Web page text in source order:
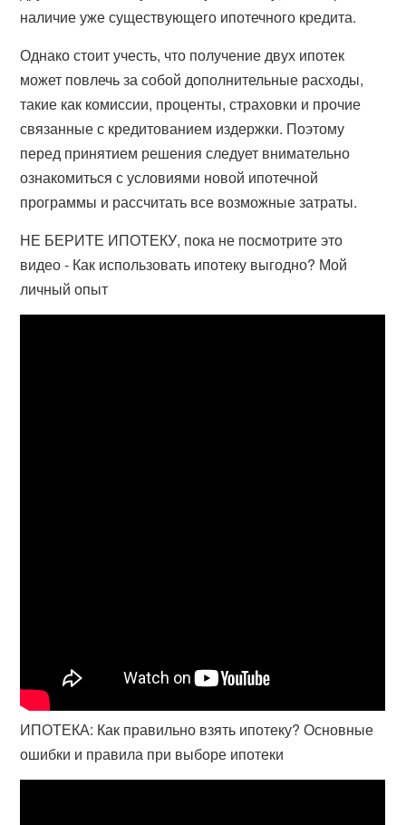
наличие уже существующего ипотечного кредита.
Однако стоит учесть, что получение двух ипотек
может повлечь за собой дополнительные расходы,
такие как комиссии, проценты, страховки и прочие
связанные с кредитованием издержки. Поэтому
перед принятием решения следует внимательно
ознакомиться с условиями новой ипотечной
программы и рассчитать все возможные затраты.
НЕ БЕРИТЕ ИПОТЕКУ, пока не посмотрите это
видео - Как использовать ипотеку выгодно? Мой
личный опыт
ИПОТЕКА: Как правильно взять ипотеку? Основные
ошибки и правила при выборе ипотеки